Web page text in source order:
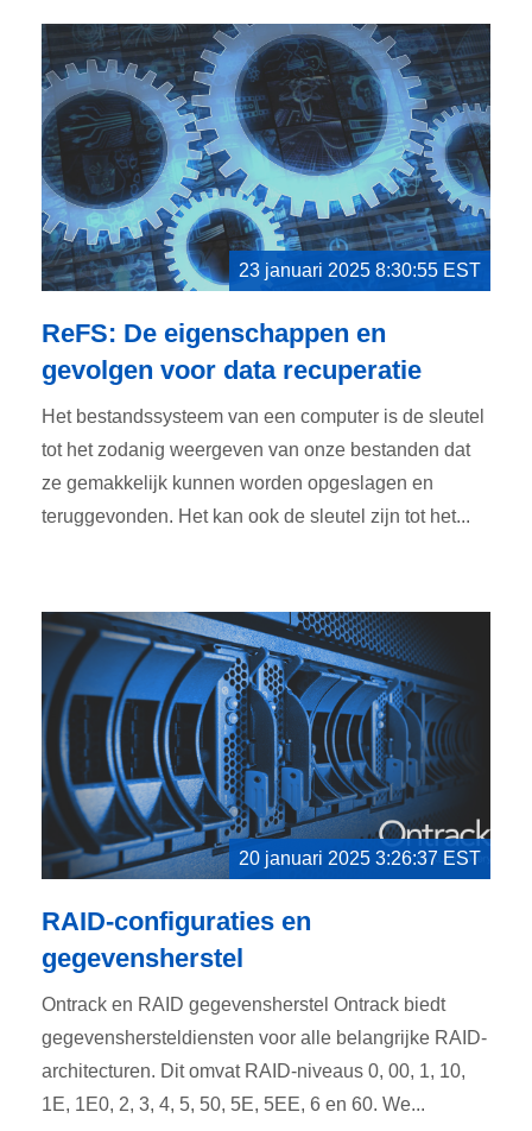
23 januari 2025 8:30:55 EST
ReFS: De eigenschappen en
gevolgen voor data recuperatie
Het bestandssysteem van een computer is de sleutel
tot het zodanig weergeven van onze bestanden dat
ze gemakkelijk kunnen worden opgeslagen en
teruggevonden. Het kan ook de sleutel zijn tot het...
20 januari 2025 3:26:37 EST
RAID-configuraties en
gegevensherstel
Ontrack en RAID gegevensherstel Ontrack biedt
gegevenshersteldiensten voor alle belangrijke RAID-
architecturen. Dit omvat RAID-niveaus 0, 00, 1, 10,
1E, 1E0, 2, 3, 4, 5, 50, 5E, 5EE, 6 en 60. We...